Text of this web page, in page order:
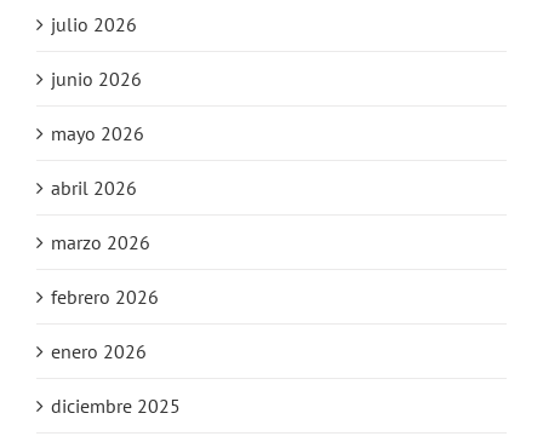
julio 2026
junio 2026
mayo 2026
abril 2026
marzo 2026
febrero 2026
enero 2026
diciembre 2025